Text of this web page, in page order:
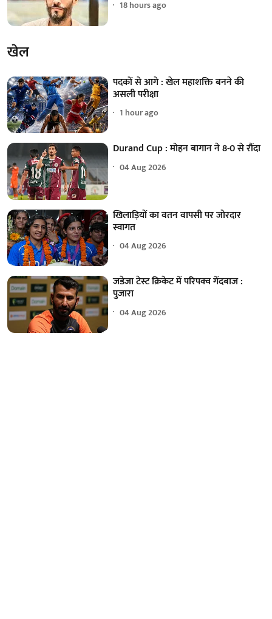
18 hours ago
खेल
पदकों से आगे : खेल महाशक्ति बनने की
असली परीक्षा
1 hour ago
Durand Cup : मोहन बागान ने 8-0 से रौंदा
04 Aug 2026
खिलाड़ियों का वतन वापसी पर जोरदार
स्वागत
04 Aug 2026
जडेजा टेस्ट क्रिकेट में परिपक्व गेंदबाज :
पुजारा
04 Aug 2026